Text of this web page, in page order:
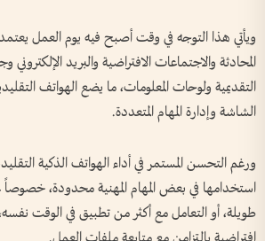
ويأتي هذا التوجه في وقت أصبح فيه يوم العمل
المحادثة والاجتماعات الافتراضية والبريد
التقديمية ولوحات المعلومات، ما يضع الهواتف
الشاشة وإدارة المهام المتعددة.
ورغم التحسن المستمر في أداء الهواتف الذكية
استخدامها في بعض المهام المهنية محدودة،
طويلة، أو التعامل مع أكثر من تطبيق في الوقت